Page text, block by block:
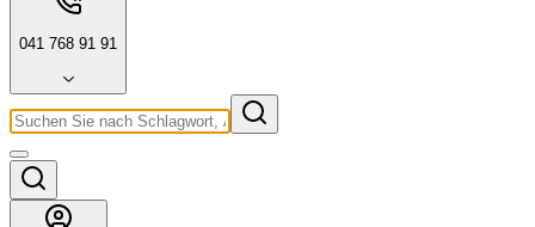
041 768 91 91